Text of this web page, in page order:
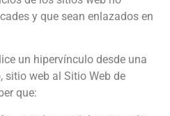
y que sean enlazados en
un hipervínculo desde una
sitio web al Sitio Web de
que: